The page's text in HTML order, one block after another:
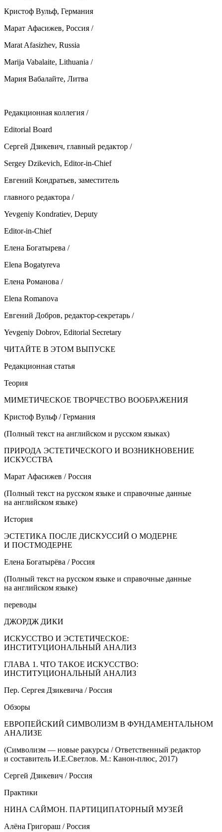
Кристоф Вульф, Германия
Марат Афасижев, Россия /
Marat Afasizhev, Russia
Marija Vabalaite, Lithuania /
Мария Вабалайте, Литва
Редакционная коллегия /
Editorial Board
Сергей Дзикевич, главный редактор /
Sergey Dzikevich, Editor-in-Chief
Евгений Кондратьев, заместитель
главного редактора /
Yevgeniy Kondratiev, Deputy
Editor-in-Chief
Елена Богатырева /
Elena Bogatyreva
Елена Романова /
Elena Romanova
Евгений Добров, редактор-секретарь /
Yevgeniy Dobrov, Editorial Secretary
ЧИТАЙТЕ В ЭТОМ ВЫПУСКЕ
Редакционная статья
Теория
МИМЕТИЧЕСКОЕ ТВОРЧЕСТВО ВООБРАЖЕНИЯ
Кристоф Вульф / Германия
(Полный текст на английском и русском языках)
ПРИРОДА ЭСТЕТИЧЕСКОГО И ВОЗНИКНОВЕНИЕ
ИСКУССТВА
Марат Афасижев /Россия
(Полный текст на русском языке и справочные данные
на английском языке)
История
ЭСТЕТИКА ПОСЛЕ ДИСКУССИЙ О МОДЕРНЕ
И ПОСТМОДЕРНЕ
Елена Богатырёва /Россия
(Полный текст на русском языке и справочные данные
на английском языке)
переводы
ДЖОРДЖ ДИКИ
ИСКУССТВО И ЭСТЕТИЧЕСКОЕ:
ИНСТИТУЦИОНАЛЬНЫЙ АНАЛИЗ
ГЛАВА 1. ЧТО ТАКОЕ ИСКУССТВО:
ИНСТИТУЦИОНАЛЬНЫЙ АНАЛИЗ
Пер. Сергея Дзикевича /Россия
Обзоры
ЕВРОПЕЙСКИЙ СИМВОЛИЗМ В ФУНДАМЕНТАЛЬНОМ
АНАЛИЗЕ
(Символизм — новые ракурсы / Ответственный редактор
и составитель И.Е.Светлов. М.: Канон-плюс, 2017)
Сергей Дзикевич /Россия
Практики
НИНА САЙМОН. ПАРТИЦИПАТОРНЫЙ МУЗЕЙ
Алёна Григораш /Россия